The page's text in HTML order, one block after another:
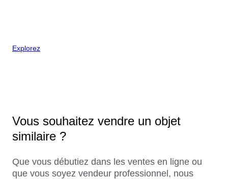
Explorez
Vous souhaitez vendre un objet
similaire ?
Que vous débutiez dans les ventes en ligne ou
que vous soyez vendeur professionnel, nous